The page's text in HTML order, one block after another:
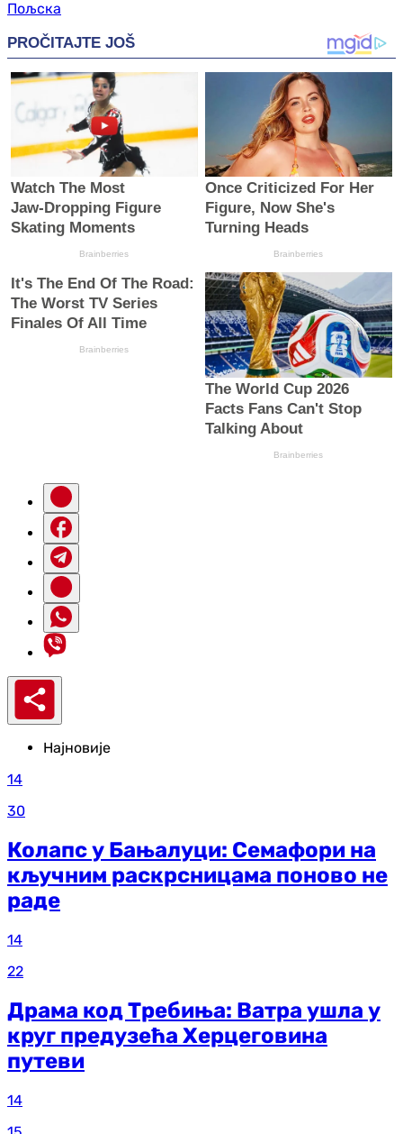
Пољска
Најновије
14
30
Колапс у Бањалуци: Семафори на
кључним раскрсницама поново не
раде
14
22
Драма код Требиња: Ватра ушла у
круг предузећа Херцеговина
путеви
14